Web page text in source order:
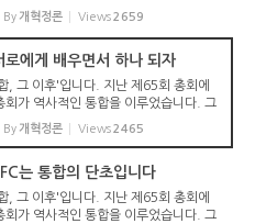
Churches. 약칭 AP-CRC, 주
있었던 공개강연에서 발표된 모한차코
...
By 개혁정론 Views2659
에게 배우면서 하나 되자
, 그 이후'입니다. 지난 제65회 총회에
회가 역사적인 통합을 이루었습니다. 그
회 차원에서 교류를 시작하면서 서로의
다가 통합에 이른 것이 아니라 총회 임원
By 개혁정론 Views2465
는 통합의 단초입니다
, 그 이후'입니다. 지난 제65회 총회에
회가 역사적인 통합을 이루었습니다. 그